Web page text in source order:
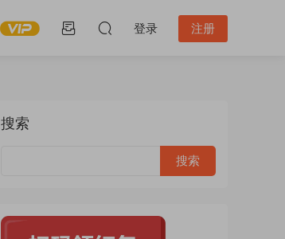
登录 注册
搜索